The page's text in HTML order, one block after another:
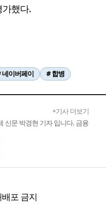
했다.
네이버페이 # 합병
+기사 더보기
신문 박경현 기자 입니다. 금융
포 금지